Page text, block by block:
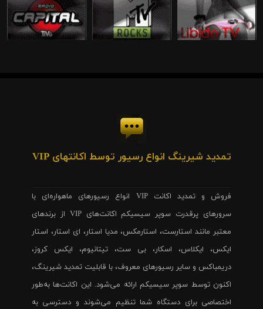
تمدید شیرینگ انواع رسیور توسط اکانتهای VIP
فروش و تمدید اکانت VIP انواع رسیورهای ماهواره‌ای با
سرورهای پرقدرت سوپر سیسیکم اکانت‌های VIP از برندهای
معتبر مانند استارست، استارمکس، مدیا استار، ای استار، استار
ایکس، ایکلاس، اسکار، بی ست، تیتانیوم، ایکس کروز،
دریمباکس و سایر رسیورهای معروف، با قابلیت تمدید شیرینگ،
اکنون توسط سوپر سیسیکم ارائه می‌شود. این اکانت‌ها به‌طور
اختصاصی برای دستگاه شما تنظیم می‌شوند و دسترسی به